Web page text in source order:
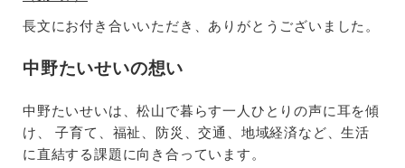
長文にお付き合いいただき、ありがとうございました。
中野たいせいの想い
中野たいせいは、松山で暮らす一人ひとりの声に耳を傾
け、 子育て、福祉、防災、交通、地域経済など、生活
に直結する課題に向き合っています。